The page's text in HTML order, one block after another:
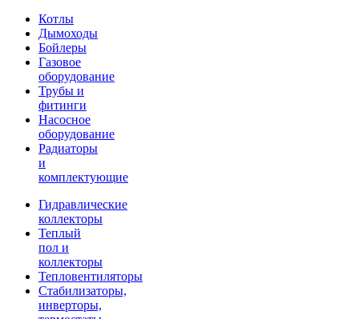
Котлы
Дымоходы
Бойлеры
Газовое
оборудование
Трубы и
фитинги
Насосное
оборудование
Радиаторы
и
комплектующие
Гидравлические
коллекторы
Теплый
пол и
коллекторы
Тепловентиляторы
Стабилизаторы,
инверторы,